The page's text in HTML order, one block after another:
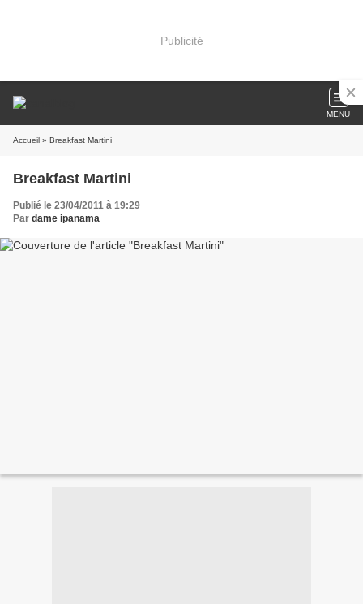
Publicité
MENU
Accueil » Breakfast Martini
Breakfast Martini
Publié le 23/04/2011 à 19:29
Par dame ipanama